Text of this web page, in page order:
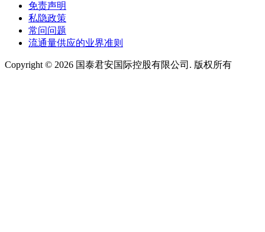
免责声明
私隐政策
常问问题
流通量供应的业界准则
Copyright © 2026 国泰君安国际控股有限公司. 版权所有